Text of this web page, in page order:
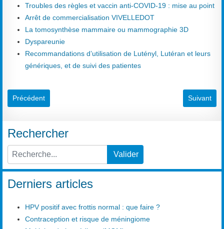
Troubles des règles et vaccin anti-COVID-19 : mise au point
Arrêt de commercialisation VIVELLEDOT
La tomosynthèse mammaire ou mammographie 3D
Dyspareunie
Recommandations d’utilisation de Lutényl, Lutéran et leurs
génériques, et de suivi des patientes
Article précédent : La consultation gynécologique
Précédent Article
Suivant
Rechercher
Type 2 or more characters for results.
Valider
Derniers articles
HPV positif avec frottis normal : que faire ?
Contraception et risque de méningiome